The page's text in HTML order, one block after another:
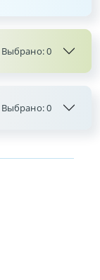
Выбрано:0
Выбрано:0